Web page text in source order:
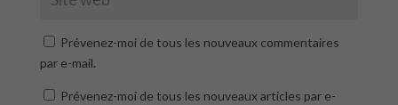
Prévenez-moi de tous les nouveaux commentaires
par e-mail.
Prévenez-moi de tous les nouveaux articles par e-